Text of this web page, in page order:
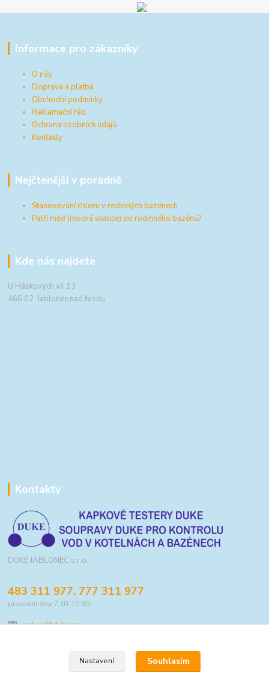
Informace pro zákazníky
O nás
Doprava a platba
Obchodní podmínky
Reklamační řád
Ochrana osobních údajů
Kontakty
Nejčtenější v poradně
Stanovování chloru v rodinných bazénech
Patří měď (modrá skalice) do rodinného bazénu?
Kde nás najdete
U Háskových vil 13
466 02 Jablonec nad Nisou
Kontakty
DUKE JABLONEC s.r.o.
483 311 977, 777 311 977
pracovní dny 7:30-15:30
eshop@duke.cz
Nastavení Souhlasím